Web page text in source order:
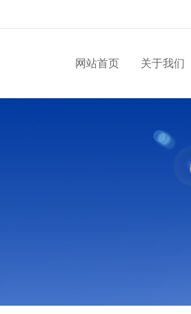
网站首页 关于我们